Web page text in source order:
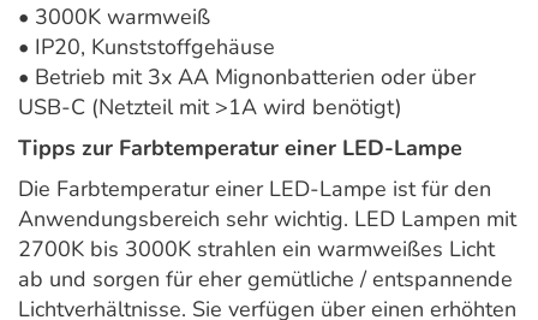
• 3000K warmweiß
• IP20, Kunststoffgehäuse
• Betrieb mit 3x AA Mignonbatterien oder über
USB-C (Netzteil mit >1A wird benötigt)
Tipps zur Farbtemperatur einer LED-Lampe
Die Farbtemperatur einer LED-Lampe ist für den
Anwendungsbereich sehr wichtig. LED Lampen mit
2700K bis 3000K strahlen ein warmweißes Licht
ab und sorgen für eher gemütliche / entspannende
Lichtverhältnisse. Sie verfügen über einen erhöhten